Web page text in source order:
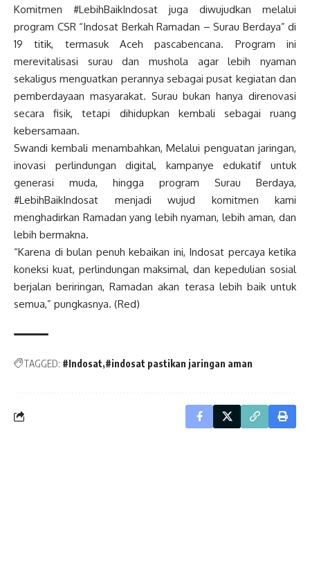
Komitmen #LebihBaikIndosat juga diwujudkan melalui
program CSR “Indosat Berkah Ramadan – Surau Berdaya” di
19 titik, termasuk Aceh pascabencana. Program ini
merevitalisasi surau dan mushola agar lebih nyaman
sekaligus menguatkan perannya sebagai pusat kegiatan dan
pemberdayaan masyarakat. Surau bukan hanya direnovasi
secara fisik, tetapi dihidupkan kembali sebagai ruang
kebersamaan.
Swandi kembali menambahkan, Melalui penguatan jaringan,
inovasi perlindungan digital, kampanye edukatif untuk
generasi muda, hingga program Surau Berdaya,
#LebihBaikIndosat menjadi wujud komitmen kami
menghadirkan Ramadan yang lebih nyaman, lebih aman, dan
lebih bermakna.
“Karena di bulan penuh kebaikan ini, Indosat percaya ketika
koneksi kuat, perlindungan maksimal, dan kepedulian sosial
berjalan beriringan, Ramadan akan terasa lebih baik untuk
semua,” pungkasnya. (Red)
TAGGED: #Indosat #indosat pastikan jaringan aman